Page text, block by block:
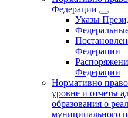
Федерации
Указы
Федерации
Федерации
Нормативно
уровне и отчеты
образования о
муниципального